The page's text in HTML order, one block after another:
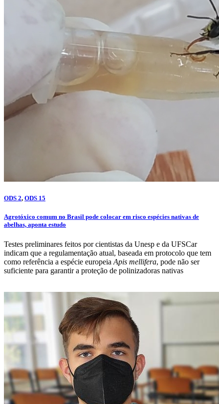
ODS 2, ODS 15
Agrotóxico comum no Brasil pode colocar em risco espécies nativas de
abelhas, aponta estudo
Testes preliminares feitos por cientistas da Unesp e da UFSCar
indicam que a regulamentação atual, baseada em protocolo que tem
como referência a espécie europeia Apis mellifera, pode não ser
suficiente para garantir a proteção de polinizadoras nativas